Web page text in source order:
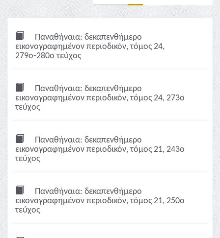
Παναθήναια: δεκαπενθήμερο
εικονογραφημένον περιοδικόν, τόμος 24,
279ο-280ο τεύχος
Παναθήναια: δεκαπενθήμερο
εικονογραφημένον περιοδικόν, τόμος 24, 273ο
τεύχος
Παναθήναια: δεκαπενθήμερο
εικονογραφημένον περιοδικόν, τόμος 21, 243ο
τεύχος
Παναθήναια: δεκαπενθήμερο
εικονογραφημένον περιοδικόν, τόμος 21, 250ο
τεύχος